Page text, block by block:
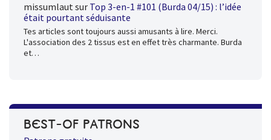
missumlautsur Top 3-en-1 #101 (Burda 04/15) : l’idée
était pourtant séduisante
Tes articles sont toujours aussi amusants à lire. Merci.
L'association des 2 tissus est en effet très charmante. Burda
et…
BEST-OF PATRONS